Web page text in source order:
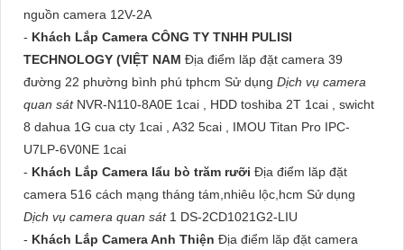
nguồn camera 12V-2A
- Khách Lắp Camera CÔNG TY TNHH PULISI
TECHNOLOGY (VIỆT NAM Địa điểm lăp đặt camera 39
đường 22 phường bình phú tphcm Sử dụng Dịch vụ camera
quan sát NVR-N110-8A0E 1cai , HDD toshiba 2T 1cai , swicht
8 dahua 1G cua cty 1cai , A32 5cai , IMOU Titan Pro IPC-
U7LP-6V0NE 1cai
- Khách Lắp Camera lẩu bò trăm rưỡi Địa điểm lăp đặt
camera 516 cách mạng tháng tám,nhiêu lộc,hcm Sử dụng
Dịch vụ camera quan sát 1 DS-2CD1021G2-LIU
- Khách Lắp Camera Anh Thiện Địa điểm lăp đặt camera